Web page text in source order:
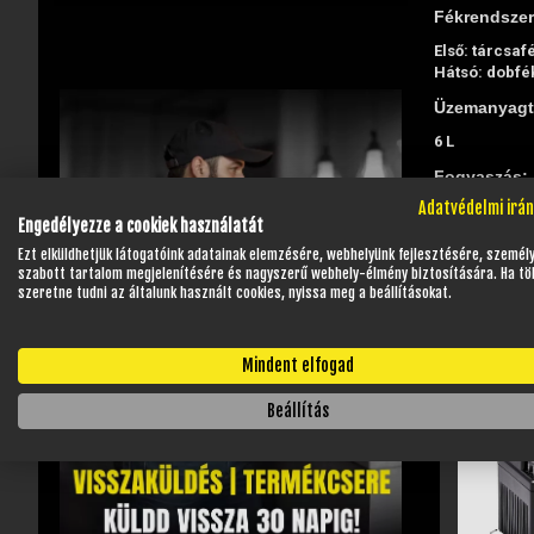
Első:
Hátsó:
6 L
Fogyaszás:
kevesebb
Adatvédelmi
Engedélyezze a cookiek használatát
Ezt elküldhetjük látogatóink adatainak elemzésére, webhelyünk fejlesztésére,
szabott tartalom megjelenítésére és nagyszerű webhely-élmény biztosítására. Ha
szeretne tudni az általunk használt cookies, nyissa meg a beállításokat.
Mindent elfogad
Beállítás